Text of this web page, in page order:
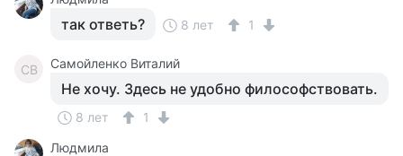
так ответь? 8 лет 1
СВ Самойленко Виталий
Не хочу. Здесь не удобно философствовать.
8 лет
1
Людмила